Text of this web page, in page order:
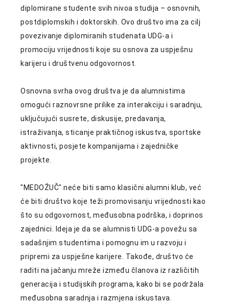
diplomirane studente svih nivoa studija – osnovnih,
postdiplomskih i doktorskih. Ovo društvo ima za cilj
povezivanje diplomiranih studenata UDG-a i
promociju vrijednosti koje su osnova za uspješnu
karijeru i društvenu odgovornost.
Osnovna svrha ovog društva je da alumnistima
omogući raznovrsne prilike za interakciju i saradnju,
uključujući susrete, diskusije, predavanja,
istraživanja, sticanje praktičnog iskustva, sportske
aktivnosti, posjete kompanijama i zajedničke
projekte.
"MEDOŽUČ" neće biti samo klasični alumni klub, već
će biti društvo koje teži promovisanju vrijednosti kao
što su odgovornost, međusobna podrška, i doprinos
zajednici. Ideja je da se alumnisti UDG-a povežu sa
sadašnjim studentima i pomognu im u razvoju i
pripremi za uspješne karijere. Takođe, društvo će
raditi na jačanju mreže između članova iz različitih
generacija i studijskih programa, kako bi se podržala
međusobna saradnja i razmjena iskustava.